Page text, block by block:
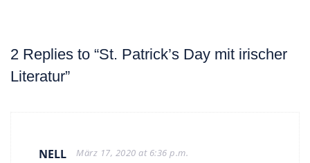
2 Replies to “St. Patrick’s Day mit irischer
Literatur”
NELL März 17, 2020 at 6:36 p.m.